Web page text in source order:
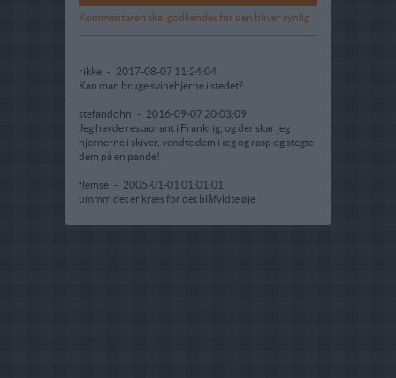
Kommentaren skal godkendes før den bliver synlig
rikke - 2017-08-07 11:24:04
Kan man bruge svinehjerne i stedet?
stefandohn - 2016-09-07 20:03:09
Jeg havde restaurant i Frankrig, og der skar jeg
hjernerne i skiver, vendte dem i æg og rasp og stegte
dem på en pande!
flemse - 2005-01-01 01:01:01
ummm det er kræs for det blåfyldte øje